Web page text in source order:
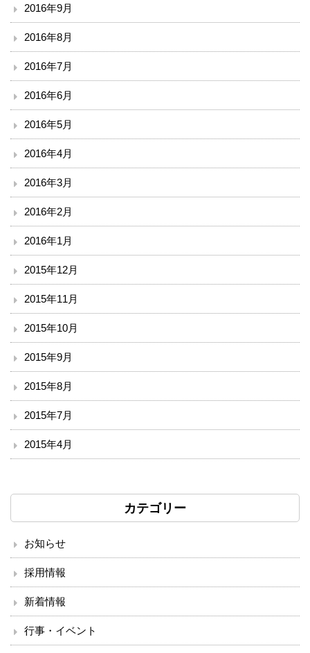
2016年9月
2016年8月
2016年7月
2016年6月
2016年5月
2016年4月
2016年3月
2016年2月
2016年1月
2015年12月
2015年11月
2015年10月
2015年9月
2015年8月
2015年7月
2015年4月
カテゴリー
お知らせ
採用情報
新着情報
行事・イベント